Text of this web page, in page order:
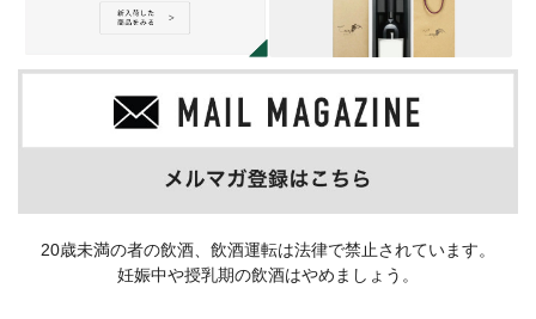
20歳未満の者の飲酒、飲酒運転は法律で禁止されています。
妊娠中や授乳期の飲酒はやめましょう。